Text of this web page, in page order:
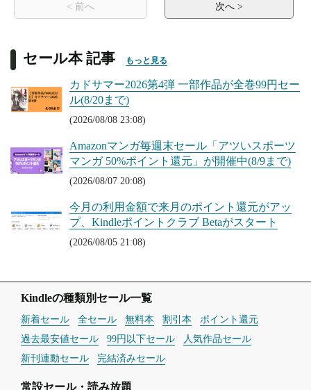
< 前へ 次へ >
セール本 記事 もっと見る
カドサマー2026第4弾 一部作品が全巻99円セー
ル(8/20まで)
(2026/08/08 23:08)
Amazonマンガ毎週末セール「アツいスポーツ
マンガ 50%ポイント還元」が開催中(8/9まで)
(2026/08/07 20:08)
今月の利用金額で来月のポイント還元がアッ
プ、Kindleポイントクラブ Betaがスタート
(2026/08/05 21:08)
Kindleの種類別セール一覧
新着セール 全セール 無料本 割引本
ポイント還元
過去最安値セール
99円以下セール
人気作品セール
新刊連動セール
完結済みセール
常設セール・読み放題